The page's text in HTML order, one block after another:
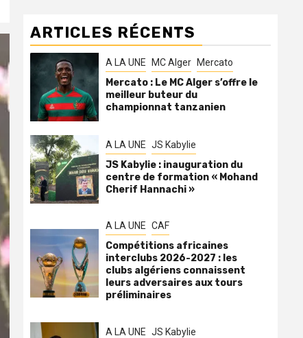
ARTICLES RÉCENTS
A LA UNE MC Alger Mercato
Mercato : Le MC Alger s’offre le
meilleur buteur du
championnat tanzanien
A LA UNE JS Kabylie
JS Kabylie : inauguration du
centre de formation « Mohand
Cherif Hannachi »
A LA UNE CAF
Compétitions africaines
interclubs 2026-2027 : les
clubs algériens connaissent
leurs adversaires aux tours
préliminaires
A LA UNE JS Kabylie